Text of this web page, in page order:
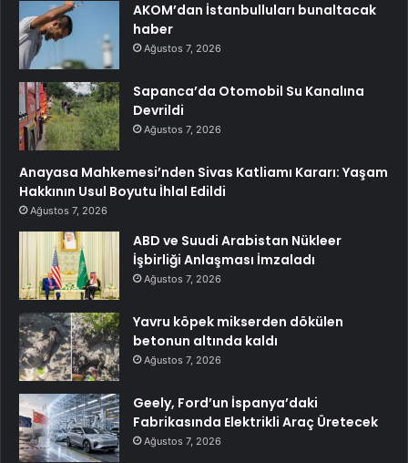
AKOM’dan İstanbulluları bunaltacak
haber
Ağustos 7, 2026
Sapanca’da Otomobil Su Kanalına
Devrildi
Ağustos 7, 2026
Anayasa Mahkemesi’nden Sivas Katliamı Kararı: Yaşam
Hakkının Usul Boyutu İhlal Edildi
Ağustos 7, 2026
ABD ve Suudi Arabistan Nükleer
İşbirliği Anlaşması İmzaladı
Ağustos 7, 2026
Yavru köpek mikserden dökülen
betonun altında kaldı
Ağustos 7, 2026
Geely, Ford’un İspanya’daki
Fabrikasında Elektrikli Araç Üretecek
Ağustos 7, 2026